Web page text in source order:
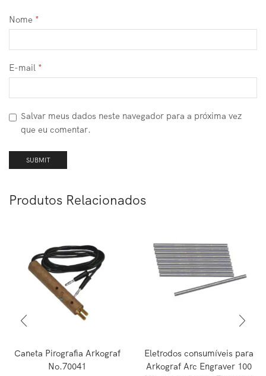
Nome *
E-mail *
Salvar meus dados neste navegador para a próxima vez
que eu comentar.
Produtos Relacionados
Caneta Pirografia Arkograf
No.70041
Eletrodos consumíveis para
Arkograf Arc Engraver 100